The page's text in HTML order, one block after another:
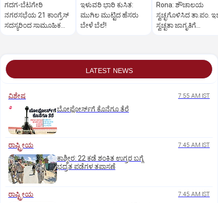
ಗದಗ-ಬೆಟಗೇರಿ
ನಗರಸಭೆಯ 21 ಕಾಂಗ್ರೆಸ್
ಸದಸ್ಯರಿಂದ ಸಾಮೂಹಿಕ
ಇಳುವರಿ ಭಾರಿ ಕುಸಿತ:
ಮುಗಿಲ ಮುಟ್ಟಿದ ಹೆಸರು
ಬೇಳೆ ಬೆಲೆ!
Rona: ಶೌಚಾಲಯ
ಸ್ವಚ್ಛಗೊಳಿಸಿದ ತಾ.ಪಂ.
ಸ್ವಚ್ಛತಾ ಜಾಗೃತಿಗೆ
LATEST NEWS
ವಿಶೇಷ 7:55 AM IST
ಬೋಫೋರ್ಸ್‌ಗೆ ಕೊನೆಗೂ ತೆರೆ
ರಾಷ್ಟ್ರೀಯ 7:45 AM IST
ಕಾಶ್ಮೀರ: 22 ಕಡೆ ಶಂಕಿತ ಉಗ್ರರ ಬಗ್ಗೆ
ಭದ್ರತ ಪಡೆಗಳ ತಪಾಸಣೆ
ರಾಷ್ಟ್ರೀಯ 7:45 AM IST